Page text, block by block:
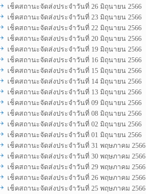
เช็คสถานะจัดส่งประจำวันที่ 26 มิถุนายน 2566
เช็คสถานะจัดส่งประจำวันที่ 23 มิถุนายน 2566
เช็คสถานะจัดส่งประจำวันที่ 22 มิถุนายน 2566
เช็คสถานะจัดส่งประจำวันที่ 20 มิถุนายน 2566
เช็คสถานะจัดส่งประจำวันที่ 19 มิถุนายน 2566
เช็คสถานะจัดส่งประจำวันที่ 16 มิถุนายน 2566
เช็คสถานะจัดส่งประจำวันที่ 15 มิถุนายน 2566
เช็คสถานะจัดส่งประจำวันที่ 14 มิถุนายน 2566
เช็คสถานะจัดส่งประจำวันที่ 13 มิถุนายน 2566
เช็คสถานะจัดส่งประจำวันที่ 09 มิถุนายน 2566
เช็คสถานะจัดส่งประจำวันที่ 08 มิถุนายน 2566
เช็คสถานะจัดส่งประจำวันที่ 02 มิถุนายน 2566
เช็คสถานะจัดส่งประจำวันที่ 01 มิถุนายน 2566
เช็คสถานะจัดส่งประจำวันที่ 31 พฤษภาคม 2566
เช็คสถานะจัดส่งประจำวันที่ 30 พฤษภาคม 2566
เช็คสถานะจัดส่งประจำวันที่ 29 พฤษภาคม 2566
เช็คสถานะจัดส่งประจำวันที่ 26 พฤษภาคม 2566
เช็คสถานะจัดส่งประจำวันที่ 25 พฤษภาคม 2566